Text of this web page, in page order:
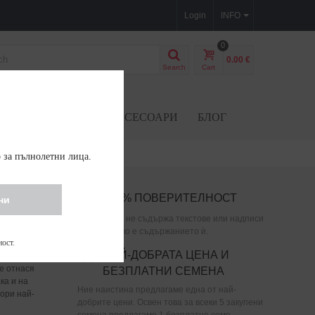
INFO
Login
Search Cart
0
0.00 €
АКСЕСОАРИ БЛОГ
хибрид с
отнася
и на
най-
100% ПОВЕРИТЕЛНОСТ
Опаковката не съдържа текстове или надписи
за това какво е съдържанието ѝ.
НАЙ-ДОБРАТА ЦЕНА И
БЕЗПЛАТНИ СЕМЕНА
Ние наистина предлагаме една от най-
добрите цени. Освен това за всеки 5 закупени
за пълнолетни лица.
.